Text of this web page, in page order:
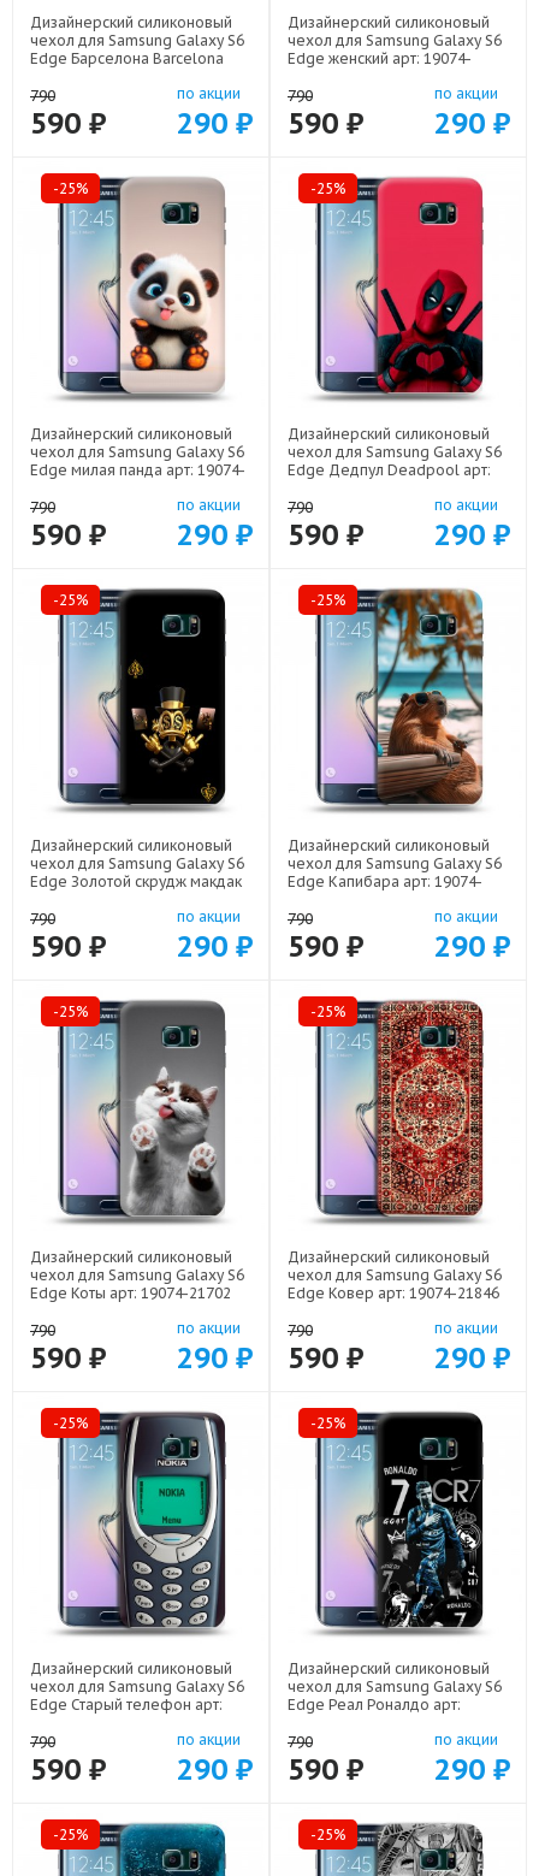
Дизайнерский силиконовый
чехол для Samsung Galaxy S6
Edge Барселона Barcelona
790
590 ₽
по акции
290 ₽
Дизайнерский силиконовый
чехол для Samsung Galaxy S6
Edge женский арт: 19074-
790
590 ₽
по акции
290 ₽
-25%
Дизайнерский силиконовый
чехол для Samsung Galaxy S6
Edge милая панда арт: 19074-
790
590 ₽
по акции
290 ₽
-25%
Дизайнерский силиконовый
чехол для Samsung Galaxy S6
Edge Дедпул Deadpool арт:
790
590 ₽
по акции
290 ₽
-25%
Дизайнерский силиконовый
чехол для Samsung Galaxy S6
Edge Золотой скрудж макдак
790
590 ₽
по акции
290 ₽
-25%
Дизайнерский силиконовый
чехол для Samsung Galaxy S6
Edge Капибара арт: 19074-
790
590 ₽
по акции
290 ₽
-25%
Дизайнерский силиконовый
чехол для Samsung Galaxy S6
Edge Коты арт: 19074-21702
790
590 ₽
по акции
290 ₽
-25%
Дизайнерский силиконовый
чехол для Samsung Galaxy S6
Edge Ковер арт: 19074-21846
790
590 ₽
по акции
290 ₽
-25%
Дизайнерский силиконовый
чехол для Samsung Galaxy S6
Edge Старый телефон арт:
790
590 ₽
по акции
290 ₽
-25%
Дизайнерский силиконовый
чехол для Samsung Galaxy S6
Edge Реал Роналдо арт:
790
590 ₽
по акции
290 ₽
-25% -25%